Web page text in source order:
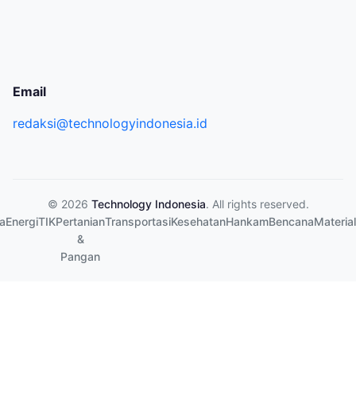
Email
redaksi@technologyindonesia.id
© 2026 Technology Indonesia. All rights reserved.
EnergiTIKPertanian
&
Pangan
TransportasiKesehatanHankamBencanaMaterial